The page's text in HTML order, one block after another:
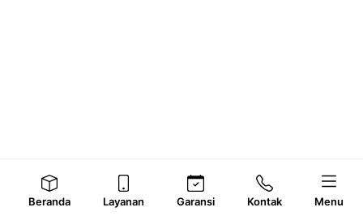
Beranda Layanan Garansi Kontak Menu